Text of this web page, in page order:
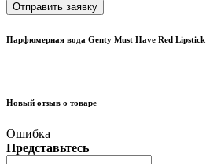
Отправить заявку
Парфюмерная вода Genty Must Have Red Lipstick
Новый отзыв о товаре
Ошибка
Представьтесь